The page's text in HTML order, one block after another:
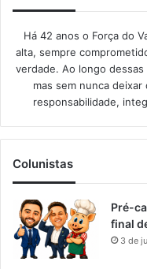
Há 42 anos o Força do
alta, sempre
verdade. Ao longo
mas sem nunca
responsabilidade,
Colunistas
Pré-
final
3 de